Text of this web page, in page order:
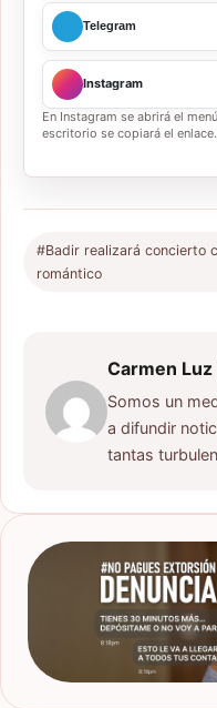
Telegram
Instagram
En Instagram se abrirá el
escritorio se copiará el enlace.
#Badir realizará concierto
romántico
Carmen Luz
Somos un
a difundir
tantas